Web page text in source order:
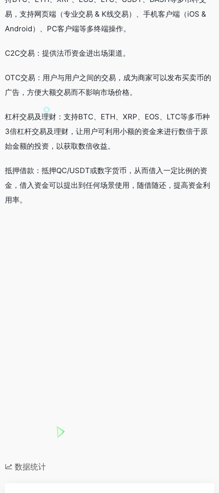
易，支持网页端（专业交易 & K线交易）、手机客户端（iOS &
Android）、PC客户端等多终端操作。
C2C交易：提供法币资金进出场渠道。
OTC交易：用户与用户之间的交易，成为商家可以发布买卖币的
广告，方便大额交易而不影响市场价格。
杠杆交易及理财：支持BTC、ETH、XRP、EOS、LTC等多币种
3倍杠杆交易及理财，让用户可利用小额的资金来进行数倍于原
始金额的投资，以获取数倍收益。
抵押借款：抵押QC/USDT或数字货币，从而借入一定比例的资
金，借入资金可以提出到任何场景使用，随借随还，提高资金利
用率。
数据统计